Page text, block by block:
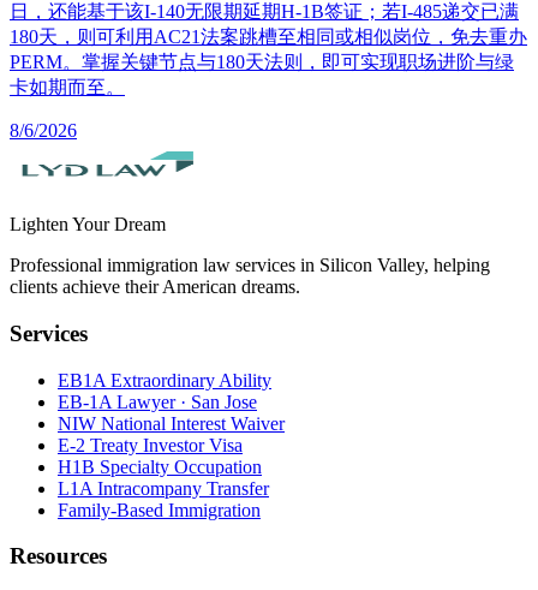
日，还能基于该I-140无限期延期H-1B签证；若I-485递交已满
180天，则可利用AC21法案跳槽至相同或相似岗位，免去重办
PERM。掌握关键节点与180天法则，即可实现职场进阶与绿
卡如期而至。
8/6/2026
Lighten Your Dream
Professional immigration law services in Silicon Valley, helping
clients achieve their American dreams.
Services
EB1A Extraordinary Ability
EB-1A Lawyer · San Jose
NIW National Interest Waiver
E-2 Treaty Investor Visa
H1B Specialty Occupation
L1A Intracompany Transfer
Family-Based Immigration
Resources